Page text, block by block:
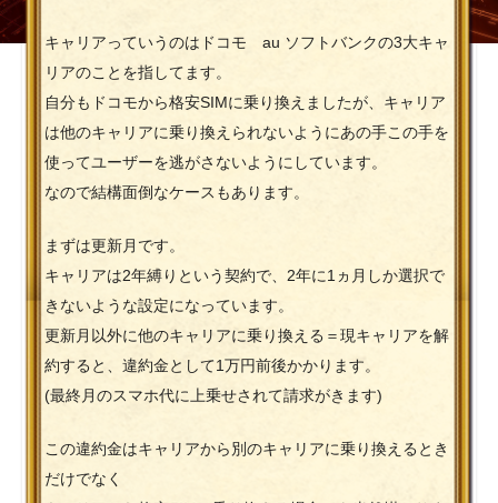
キャリアっていうのはドコモ au ソフトバンクの3大キャ
リアのことを指してます。
自分もドコモから格安SIMに乗り換えましたが、キャリア
は他のキャリアに乗り換えられないようにあの手この手を
使ってユーザーを逃がさないようにしています。
なので結構面倒なケースもあります。
まずは更新月です。
キャリアは2年縛りという契約で、2年に1ヵ月しか選択で
きないような設定になっています。
更新月以外に他のキャリアに乗り換える＝現キャリアを解
約すると、違約金として1万円前後かかります。
(最終月のスマホ代に上乗せされて請求がきます)
この違約金はキャリアから別のキャリアに乗り換えるとき
だけでなく